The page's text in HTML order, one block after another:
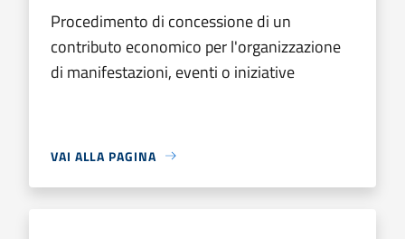
Procedimento di concessione di un
contributo economico per l'organizzazione
di manifestazioni, eventi o iniziative
VAI ALLA PAGINA